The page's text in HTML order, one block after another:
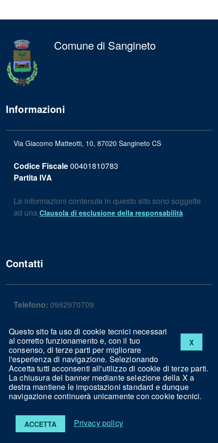
X
Questo sito fa uso di cookie tecnici necessari
al corretto funzionamento e, con il tuo
consenso, di terze parti per migliorare
l'esperienza di navigazione. Selezionando
Accetta tutti acconsenti all'utilizzo di cookie di terze parti.
La chiusura del banner mediante selezione della X a
destra mantiene le impostazioni standard e dunque
navigazione continuerà unicamente con cookie tecnici.
ACCETTA Privacy policy
Comune di Sangineto
Informazioni
Via Giacomo Matteotti, 10, 87020 Sangineto CS
Codice Fiscale00401810783
Partita IVA
Le informazioni contenute in questo sito sono soggette
ad una Clausola di esclusione della responsabilità.
Contatti
Telefono: 0982970709
Fax:0982970810
Pec:protocollo.sangineto@pec.it
Note legali Privacy
Powered by